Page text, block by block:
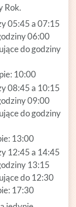
Rok.
05:45 a 07:15
06:00
do godziny
10:00
08:45 a 10:15
09:00
do godziny
13:00
12:45 a 14:45
13:15
do 12:30
17:30